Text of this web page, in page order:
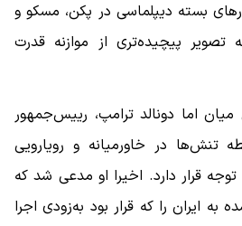
بسته دیپلماسی در پکن، مسکو و
پیچیده‌تری از موازنه قدرت
میان اما دونالد ترامپ، رییس‌جمهور
تنش‌ها در خاورمیانه و رویارویی
توجه قرار دارد. اخیرا او مدعی شد که
به ایران را که قرار بود به‌زودی اجرا